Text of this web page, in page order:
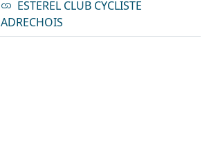
ESTEREL CLUB CYCLISTE
ADRECHOIS